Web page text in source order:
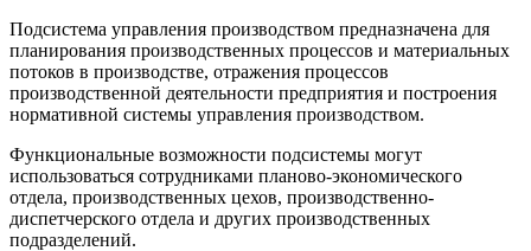
Подсистема управления производством предназначена для
планирования производственных процессов и материальных
потоков в производстве, отражения процессов
производственной деятельности предприятия и построения
нормативной системы управления производством.
Функциональные возможности подсистемы могут
использоваться сотрудниками планово-экономического
отдела, производственных цехов, производственно-
диспетчерского отдела и других производственных
подразделений.